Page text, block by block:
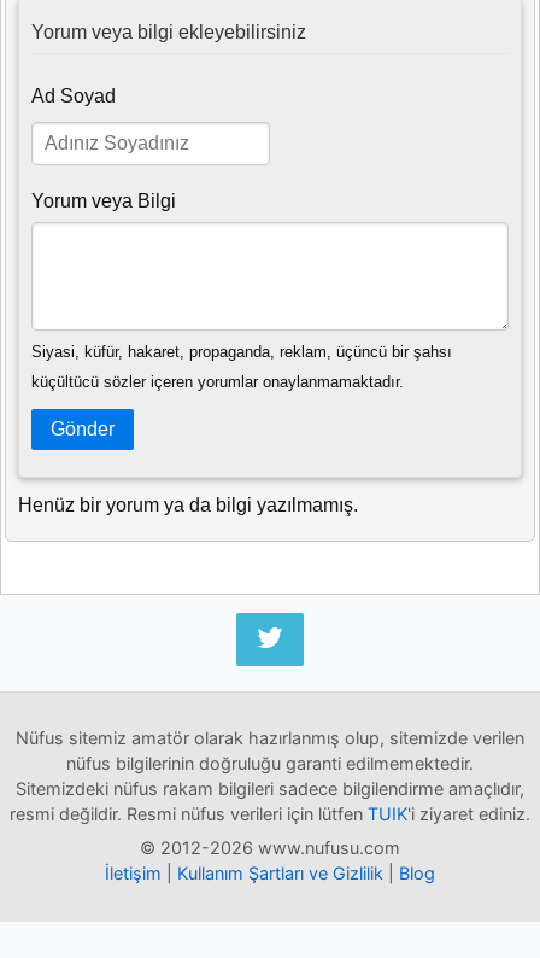
Yorum veya bilgi ekleyebilirsiniz
Ad Soyad
Yorum veya Bilgi
Siyasi, küfür, hakaret, propaganda, reklam, üçüncü bir şahsı
küçültücü sözler içeren yorumlar onaylanmamaktadır.
Gönder
Henüz bir yorum ya da bilgi yazılmamış.
Nüfus sitemiz amatör olarak hazırlanmış olup, sitemizde verilen
nüfus bilgilerinin doğruluğu garanti edilmemektedir.
Sitemizdeki nüfus rakam bilgileri sadece bilgilendirme amaçlıdır,
resmi değildir. Resmi nüfus verileri için lütfen TUIK'i ziyaret ediniz.
© 2012-2026 www.nufusu.com
İletişim
Kullanım Şartları ve Gizlilik Blog